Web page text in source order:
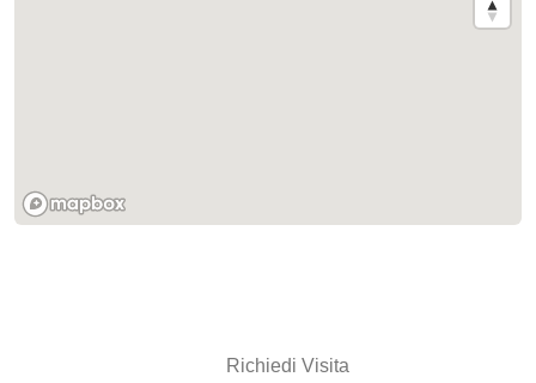
Richiedi Visita